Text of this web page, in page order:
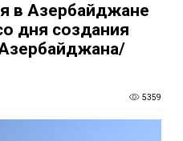
в Азербайджане
дня создания
5359